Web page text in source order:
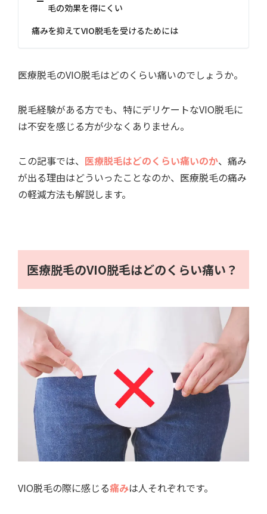
毛の効果を得にくい
痛みを抑えてVIO脱毛を受けるためには
医療脱毛のVIO脱毛はどのくらい痛いのでしょうか。
脱毛経験がある方でも、特にデリケートなVIO脱毛に
は不安を感じる方が少なくありません。
この記事では、 医療脱毛はどのくらい痛いのか、痛み
が出る理由はどういったことなのか、医療脱毛の痛み
の軽減方法も解説します。
医療脱毛のVIO脱毛はどのくらい痛い？
VIO脱毛の際に感じる痛みは人それぞれです。